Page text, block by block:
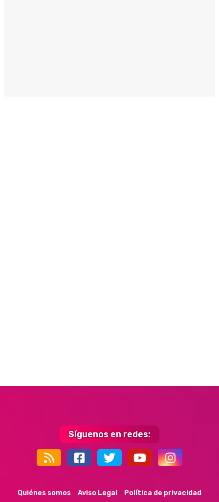
Síguenos en redes:
Quiénes somos Aviso Legal
Política de privacidad